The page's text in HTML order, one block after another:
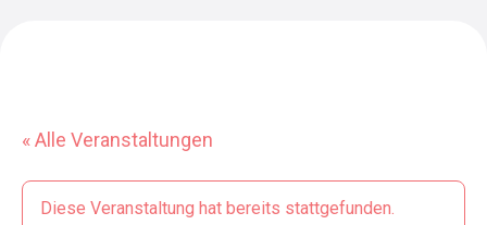
« Alle Veranstaltungen
Diese Veranstaltung hat bereits stattgefunden.